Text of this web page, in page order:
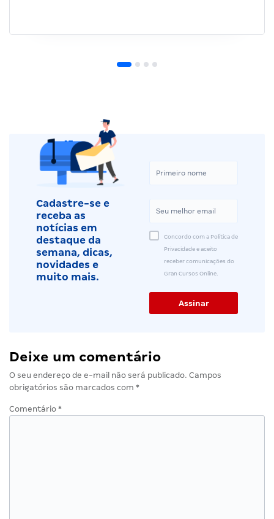
Cadastre-se e
receba as
notícias em
destaque da
semana, dicas,
novidades e
muito mais.
Concordo com a Política de
Privacidade e aceito
receber comunicações do
Gran Cursos Online.
Deixe um comentário
O seu endereço de e-mail não será publicado. Campos
obrigatórios são marcados com *
Comentário *